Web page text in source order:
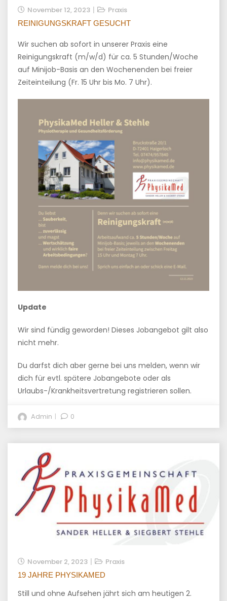
November 12, 2023 Praxis
REINIGUNGSKRAFT GESUCHT
Wir suchen ab sofort in unserer Praxis eine
Reinigungskraft (m/w/d) für ca. 5 Stunden/Woche
auf Minijob-Basis an den Wochenenden bei freier
Zeiteinteilung (Fr. 15 Uhr bis Mo. 7 Uhr).
Update
Wir sind fündig geworden! Dieses Jobangebot gilt also
nicht mehr.
Du darfst dich aber gerne bei uns melden, wenn wir
dich für evtl. spätere Jobangebote oder als
Urlaubs-/Krankheitsvertretung registrieren sollen.
Admin 0
November 2, 2023 Praxis
19 JAHRE PHYSIKAMED
Still und ohne Aufsehen jährt sich am heutigen 2.